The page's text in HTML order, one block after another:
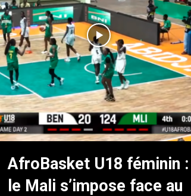
AfroBasket U18 féminin :
le Mali s’impose face au